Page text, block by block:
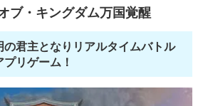
ブ・キングダム万国覚醒
君主となりリアルタイムバトル
リゲーム！